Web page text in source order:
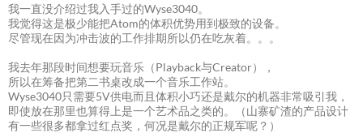
我一直没介绍过我入手过的Wyse3040。
我觉得这是极少能把Atom的体积优势用到极致的设备。
尽管现在因为冲击波的工作排期所以仍在吃灰着。。。
我去年那段时间想要玩音乐（Playback与Creator），
所以在筹备把第二书桌改成一个音乐工作站。
Wyse3040只需要5V供电而且体积小巧还是戴尔的机器非常吸引我，
即使放在那里也算得上是一个艺术品之类的。（山寨矿渣的产品设计
有一些很多都拿过红点奖，何况是戴尔的正规军呢？）